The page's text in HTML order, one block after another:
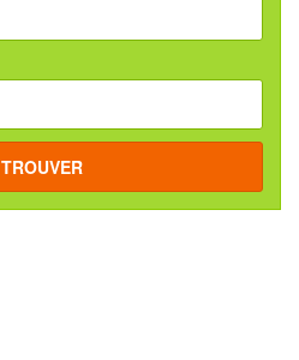
TROUVER